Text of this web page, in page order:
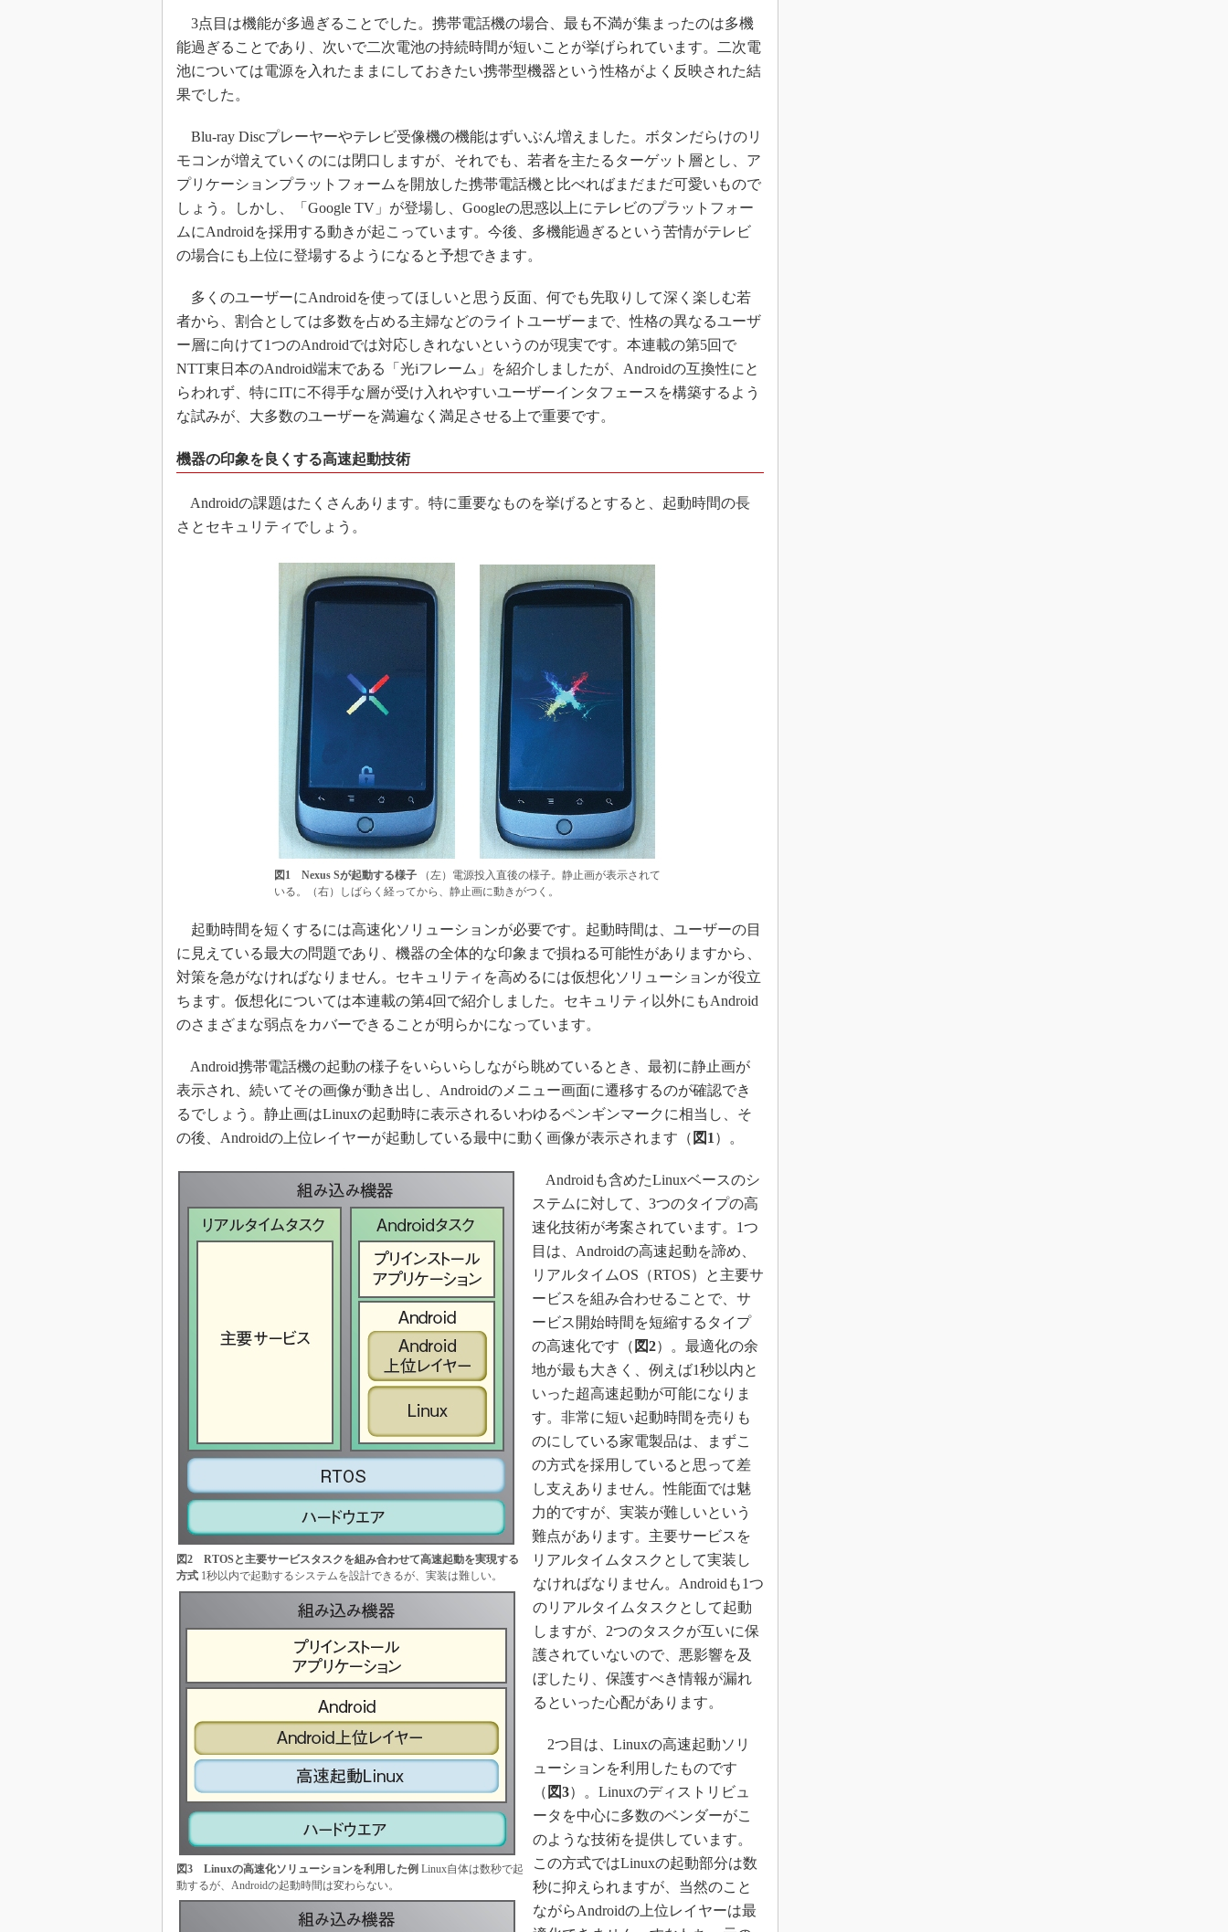
3点目は機能が多過ぎることでした。携帯電話機の場合、最も不満が集まったのは多機
能過ぎることであり、次いで二次電池の持続時間が短いことが挙げられています。二次電
池については電源を入れたままにしておきたい携帯型機器という性格がよく反映された結
果でした。
Blu-ray Discプレーヤーやテレビ受像機の機能はずいぶん増えました。ボタンだらけのリ
モコンが増えていくのには閉口しますが、それでも、若者を主たるターゲット層とし、ア
プリケーションプラットフォームを開放した携帯電話機と比べればまだまだ可愛いもので
しょう。しかし、「Google TV」が登場し、Googleの思惑以上にテレビのプラットフォー
ムにAndroidを採用する動きが起こっています。今後、多機能過ぎるという苦情がテレビ
の場合にも上位に登場するようになると予想できます。
多くのユーザーにAndroidを使ってほしいと思う反面、何でも先取りして深く楽しむ若
者から、割合としては多数を占める主婦などのライトユーザーまで、性格の異なるユーザ
ー層に向けて1つのAndroidでは対応しきれないというのが現実です。本連載の第5回で
NTT東日本のAndroid端末である「光iフレーム」を紹介しましたが、Androidの互換性にと
らわれず、特にITに不得手な層が受け入れやすいユーザーインタフェースを構築するよう
な試みが、大多数のユーザーを満遍なく満足させる上で重要です。
機器の印象を良くする高速起動技術
Androidの課題はたくさんあります。特に重要なものを挙げるとすると、起動時間の長
さとセキュリティでしょう。
図1 Nexus Sが起動する様子（左）電源投入直後の様子。静止画が表示されて
いる。（右）しばらく経ってから、静止画に動きがつく。
起動時間を短くするには高速化ソリューションが必要です。起動時間は、ユーザーの目
に見えている最大の問題であり、機器の全体的な印象まで損ねる可能性がありますから、
対策を急がなければなりません。セキュリティを高めるには仮想化ソリューションが役立
ちます。仮想化については本連載の第4回で紹介しました。セキュリティ以外にもAndroid
のさまざまな弱点をカバーできることが明らかになっています。
Android携帯電話機の起動の様子をいらいらしながら眺めているとき、最初に静止画が
表示され、続いてその画像が動き出し、Androidのメニュー画面に遷移するのが確認でき
るでしょう。静止画はLinuxの起動時に表示されるいわゆるペンギンマークに相当し、そ
の後、Androidの上位レイヤーが起動している最中に動く画像が表示されます（ 図1 ）。
図2 RTOSと主要サービスタスクを組み合わせて高速起動を実現する
方式 1秒以内で起動するシステムを設計できるが、実装は難しい。
図3 Linuxの高速化ソリューションを利用した例 Linux自体は数秒で起
動するが、Androidの起動時間は変わらない。
Androidも含めたLinuxベースのシ
ステムに対して、3つのタイプの高
速化技術が考案されています。1つ
目は、Androidの高速起動を諦め、
リアルタイムOS（RTOS）と主要サ
ービスを組み合わせることで、サ
ービス開始時間を短縮するタイプ
の高速化です（ 図2）。最適化の余
地が最も大きく、例えば1秒以内と
いった超高速起動が可能になりま
す。非常に短い起動時間を売りも
のにしている家電製品は、まずこ
の方式を採用していると思って差
し支えありません。性能面では魅
力的ですが、実装が難しいという
難点があります。主要サービスを
リアルタイムタスクとして実装し
なければなりません。Androidも1つ
のリアルタイムタスクとして起動
しますが、2つのタスクが互いに保
護されていないので、悪影響を及
ぼしたり、保護すべき情報が漏れ
るといった心配があります。
2つ目は、Linuxの高速起動ソリ
ューションを利用したものです
（ 図3）。Linuxのディストリビュ
ータを中心に多数のベンダーがこ
のような技術を提供しています。
この方式ではLinuxの起動部分は数
秒に抑えられますが、当然のこと
ながらAndroidの上位レイヤーは最